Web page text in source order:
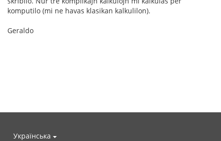
komputilo (mi ne havas klasikan kalkulilon).
Geraldo
Українська